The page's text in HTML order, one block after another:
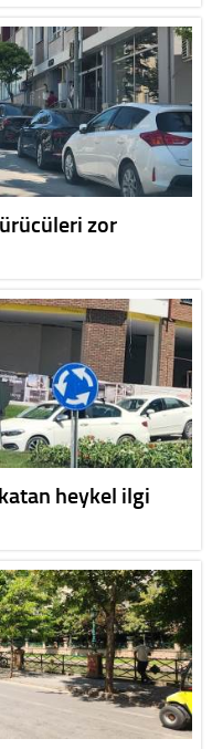
zor
heykel ilgi